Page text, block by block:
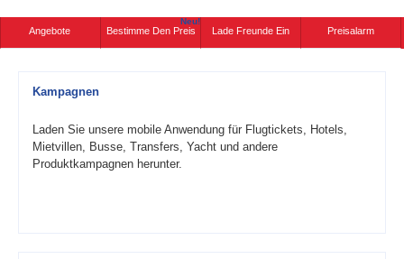
Angebote Bestimme Den Preis
Neu!
Lade Freunde Ein Preisalarm
Kampagnen
Laden Sie unsere mobile Anwendung für Flugtickets, Hotels,
Mietvillen, Busse, Transfers, Yacht und andere
Produktkampagnen herunter.